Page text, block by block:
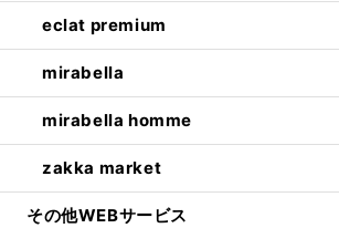
eclat premium
mirabella
mirabella homme
zakka market
その他WEBサービス